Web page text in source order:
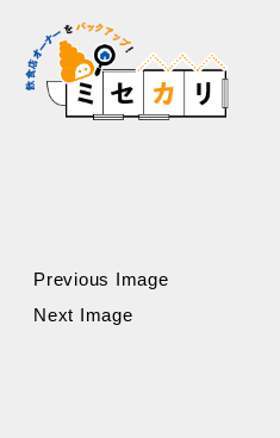
Previous Image
Next Image